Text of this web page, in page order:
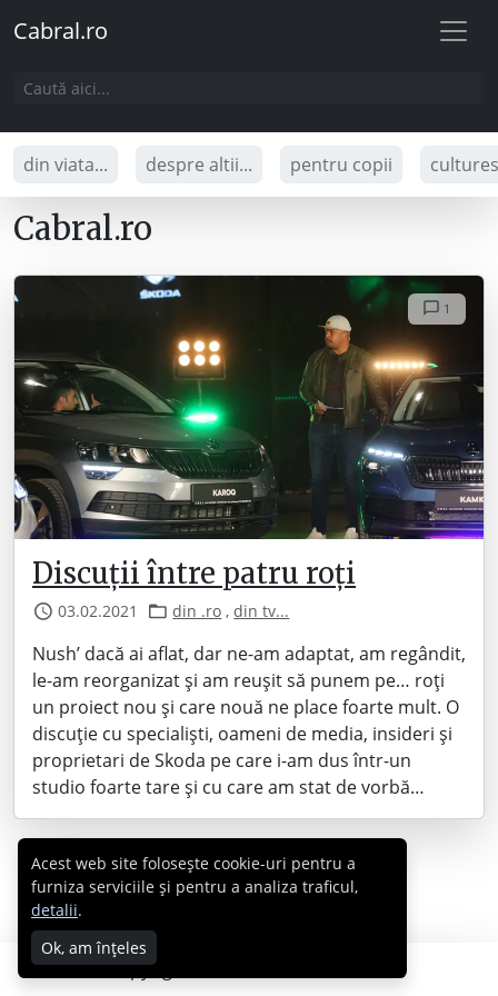
Cabral.ro
din viata... despre altii... pentru copii
Cabral.ro
1
Discuții între patru roți
03.02.2021 din .ro ,din tv...
Nush’ dacă ai aflat, dar ne-am adaptat, am regândit,
le-am reorganizat și am reușit să punem pe… roți
un proiect nou și care nouă ne place foarte mult. O
discuție cu specialiști, oameni de media, insideri și
proprietari de Skoda pe care i-am dus într-un
studio foarte tare și cu care am stat de vorbă…
Copyright © 2007 - 2026 Cabral.ro
Acest web site folosește cookie-uri pentru a
furniza serviciile și pentru a analiza traficul,
detalii.
Ok, am înțeles